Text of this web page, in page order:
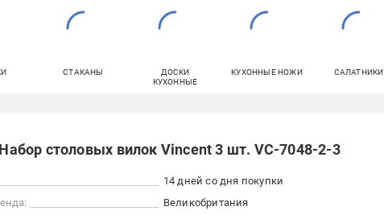
СТАКАНЫ
ДОСКИ
КУХОННЫЕ
КУХОННЫЕ НОЖИ САЛАТНИКИ
столовых вилок Vincent 3 шт. VC-7048-2-3
14 дней со дня покупки
Великобритания